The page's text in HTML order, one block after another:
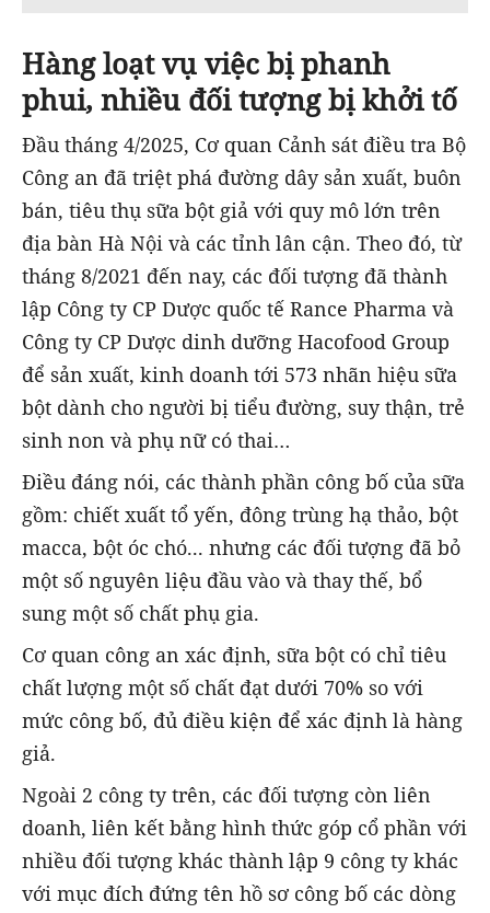
Hàng loạt vụ việc bị phanh
phui, nhiều đối tượng bị khởi tố
Đầu tháng 4/2025, Cơ quan Cảnh sát điều tra Bộ
Công an đã triệt phá đường dây sản xuất, buôn
bán, tiêu thụ sữa bột giả với quy mô lớn trên
địa bàn Hà Nội và các tỉnh lân cận. Theo đó, từ
tháng 8/2021 đến nay, các đối tượng đã thành
lập Công ty CP Dược quốc tế Rance Pharma và
Công ty CP Dược dinh dưỡng Hacofood Group
để sản xuất, kinh doanh tới 573 nhãn hiệu sữa
bột dành cho người bị tiểu đường, suy thận, trẻ
sinh non và phụ nữ có thai…
Điều đáng nói, các thành phần công bố của sữa
gồm: chiết xuất tổ yến, đông trùng hạ thảo, bột
macca, bột óc chó... nhưng các đối tượng đã bỏ
một số nguyên liệu đầu vào và thay thế, bổ
sung một số chất phụ gia.
Cơ quan công an xác định, sữa bột có chỉ tiêu
chất lượng một số chất đạt dưới 70% so với
mức công bố, đủ điều kiện để xác định là hàng
giả.
Ngoài 2 công ty trên, các đối tượng còn liên
doanh, liên kết bằng hình thức góp cổ phần với
nhiều đối tượng khác thành lập 9 công ty khác
với mục đích đứng tên hồ sơ công bố các dòng